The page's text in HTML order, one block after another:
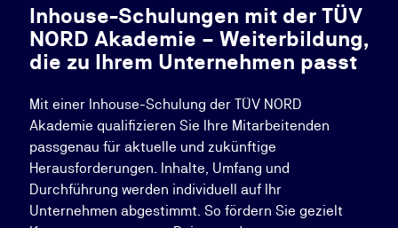
Inhouse-Schulungen mit der TÜV
NORD Akademie – Weiterbildung,
die zu Ihrem Unternehmen passt
Mit einer Inhouse-Schulung der TÜV NORD
Akademie qualifizieren Sie Ihre Mitarbeitenden
passgenau für aktuelle und zukünftige
Herausforderungen. Inhalte, Umfang und
Durchführung werden individuell auf Ihr
Unternehmen abgestimmt. So fördern Sie gezielt